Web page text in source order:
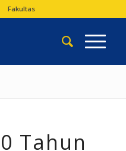
Fakultas
Tahun